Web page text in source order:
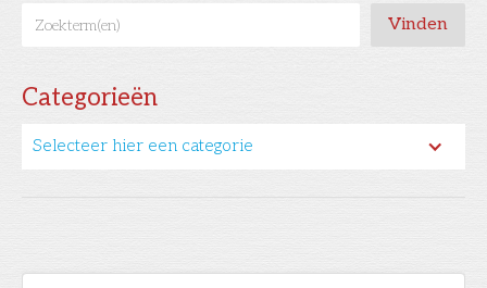
Categorieën
Selecteer hier een categorie